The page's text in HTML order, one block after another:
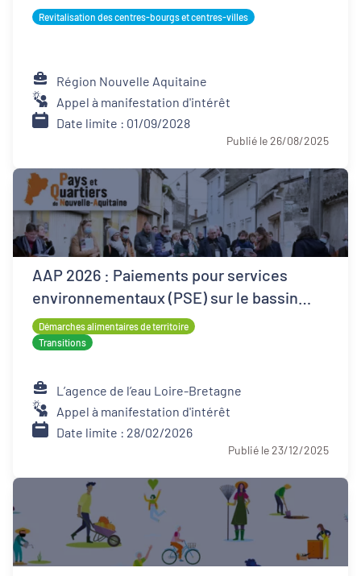
lieux
Revitalisation des centres-bourgs et centres-villes
Région Nouvelle Aquitaine
Appel à manifestation d'intérêt
Date limite : 01/09/2028
Publié le 26/08/2025
AAP 2026 : Paiements pour services
environnementaux (PSE) sur le bassin
Loire-Bretagne
Démarches alimentaires de territoire
Transitions
L’agence de l’eau Loire-Bretagne
Appel à manifestation d'intérêt
Date limite : 28/02/2026
Publié le 23/12/2025